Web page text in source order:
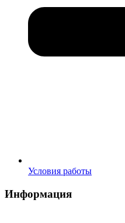
Условия работы
Информация